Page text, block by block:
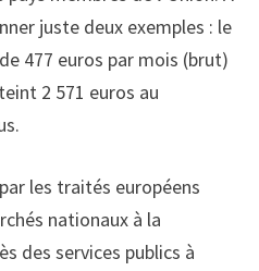
juste deux exemples : le
477 euros par mois (brut)
2 571 euros au
les traités européens
nationaux à la
des services publics à